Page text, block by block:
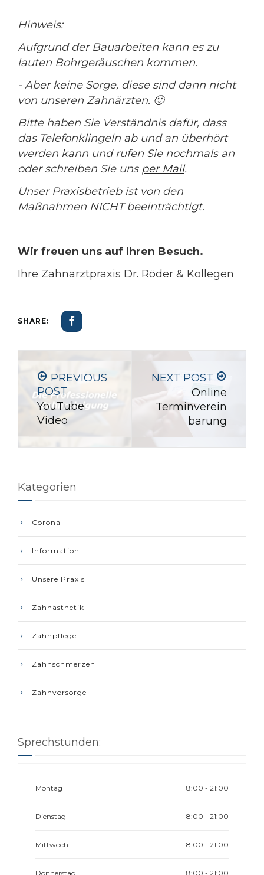
Hinweis:
Aufgrund der Bauarbeiten kann es zu
lauten Bohrgeräuschen kommen.
- Aber keine Sorge, diese sind dann nicht
von unseren Zahnärzten. 🙂
Bitte haben Sie Verständnis dafür, dass
das Telefonklingeln ab und an überhört
werden kann und rufen Sie nochmals an
oder schreiben Sie uns per Mail.
Unser Praxisbetrieb ist von den
Maßnahmen NICHT beeinträchtigt.
Wir freuen uns auf Ihren Besuch.
Ihre Zahnarztpraxis Dr. Röder & Kollegen
SHARE:
PREVIOUS
POST
YouTube
Video
NEXT POST
Online
Terminverein
barung
Kategorien
Corona
Information
Unsere Praxis
Zahnästhetik
Zahnpflege
Zahnschmerzen
Zahnvorsorge
Sprechstunden:
Montag 8:00 - 21:00
Dienstag 8:00 - 21:00
Mittwoch 8:00 - 21:00
Donnerstag 8:00 - 21:00